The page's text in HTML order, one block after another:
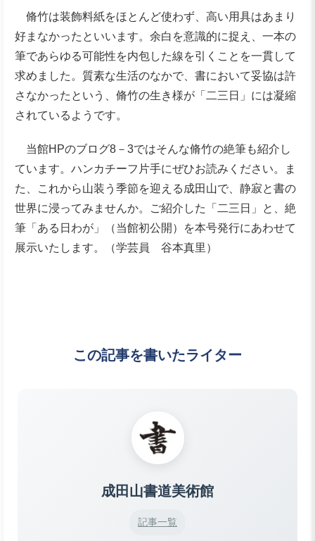
脩竹は装飾料紙をほとんど使わず、高い用具はあまり
好まなかったといいます。余白を意識的に捉え、一本の
筆であらゆる可能性を内包した線を引くことを一貫して
求めました。質素な生活のなかで、書において妥協は許
さなかったという、脩竹の生き様が「二三日」には凝縮
されているようです。
当館HPのブログ8－3ではそんな脩竹の絶筆も紹介し
ています。ハンカチーフ片手にぜひお読みください。ま
た、これから山装う季節を迎える成田山で、静寂と書の
世界に浸ってみませんか。ご紹介した「二三日」と、絶
筆「ある日わが」（当館初公開）を本号発行にあわせて
展示いたします。（学芸員 谷本真里）
この記事を書いたライター
成田山書道美術館
記事一覧